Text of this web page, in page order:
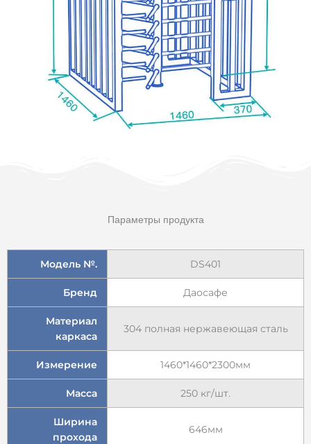
Параметры продукта
Модель №. DS401
Бренд Даосафе
Материал
каркаса
304 полная нержавеющая сталь
Измерение 1460*1460*2300мм
Масса 250 кг/шт.
Ширина
прохода
646мм